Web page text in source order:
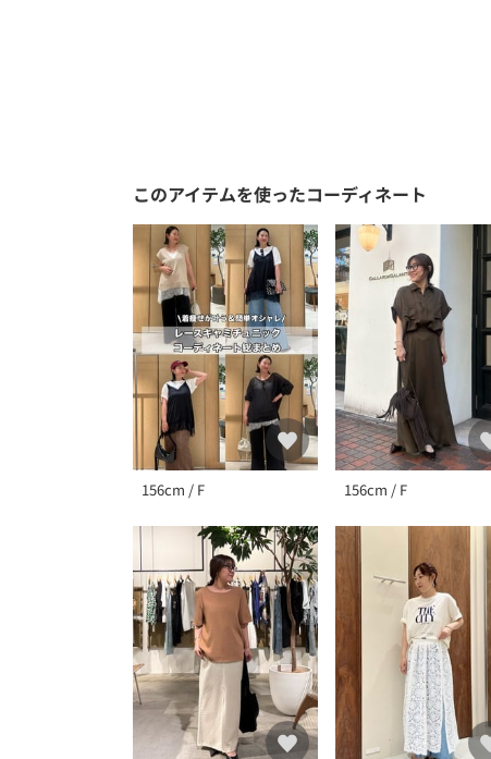
このアイテムを使ったコーディネート
156cm / F 156cm / F